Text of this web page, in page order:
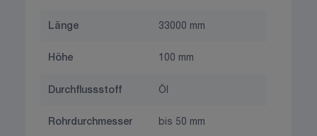
Länge 33000 mm
Höhe 100 mm
Durchflussstoff Öl
Rohrdurchmesser bis 50 mm